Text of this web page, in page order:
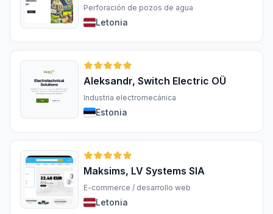
Perforación de pozos de agua
Letonia
Aleksandr, Switch Electric OÜ
Industria electromecánica
Estonia
Maksims, LV Systems SIA
E-commerce / desarrollo web
Letonia